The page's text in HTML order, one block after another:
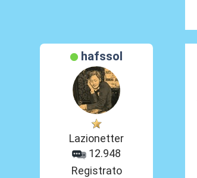
hafssol
Lazionetter
12.948
Registrato